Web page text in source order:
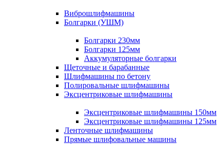
Виброшлифмашины
Болгарки (УШМ)
Болгарки 230мм
Болгарки 125мм
Аккумуляторные болгарки
Щеточные и барабанные
Шлифмашины по бетону
Полировальные шлифмашины
Эксцентриковые шлифмашины
Эксцентриковые шлифмашины 150мм
Эксцентриковые шлифмашины 125мм
Ленточные шлифмашины
Прямые шлифовальные машины